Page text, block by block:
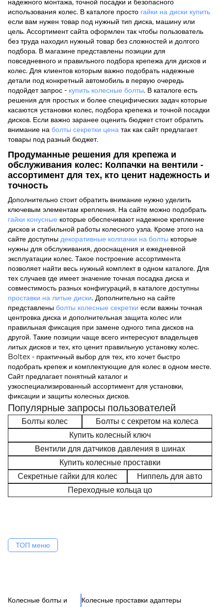
надежного монтажа, точной посадки и безопасного
использования колес. В каталоге просто гайки на диски купить
если вам нужен товар под нужный тип диска, машину или
цель. Ассортимент сайта оформлен так чтобы пользователь
без труда находил нужный товар без сложностей и долгого
подбора. В магазине представлены позиции для
повседневного и правильного подбора крепежа для дисков и
колес. Для клиентов которым важно подобрать надежные
детали под конкретный автомобиль в первую очередь
подойдет запрос - купить колесные болты. В каталоге есть
решения для простых и более специфических задач которые
касаются установки колес, подбора крепежа и точной посадки
дисков. Если важно заранее оценить бюджет стоит обратить
внимание на болты секретки цена так как сайт предлагает
товары под разный бюджет.
Продуманные решения для крепежа и
обслуживания колес: Колпачки на вентили -
ассортимент для тех, кто ценит надежность и
точность
Дополнительно стоит обратить внимание нужно уделить
ключевым элементам крепления. На сайте можно подобрать
гайки конусные которые обеспечивают надежное крепление
дисков и стабильной работы колесного узла. Кроме этого на
сайте доступны декоративные колпачки на болты которые
нужны для обслуживания, дооснащения и ежедневной
эксплуатации колес. Такое построение ассортимента
позволяет найти весь нужный комплект в одном каталоге. Для
тех случаев где имеет значение точная посадка диска и
совместимость разных конфигураций, в каталоге доступны
проставки на литые диски. Дополнительно на сайте
представлены болты колесные секретки если важны точная
центровка диска и дополнительная защита колес или
правильная фиксация при замене одного типа дисков на
другой. Такие позиции чаще всего интересуют владельцев
литых дисков и тех, кто ценит правильную установку колес.
Boltex - практичный выбор для тех, кто хочет быстро
подобрать крепеж и комплектующие для колес в одном месте.
Сайт предлагает понятный каталог и
узкоспециализированный ассортимент для установки,
фиксации и защиты колесных дисков.
Популярные запросы пользователей
Болты колес
Болты с секретом на колеса
Купить колесный ключ
Вентили для датчиков давления в шинах
Купить колесные проставки
Секретные гайки для колес
Ниппель для авто
Переходные кольца цо
ТОП меню
Колесные болты и
Колесные проставки адаптеры